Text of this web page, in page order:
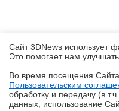
Сайт 3DNews использует
Это помогает нам
Во время посещения
Пользовательским
обработку и передачу (в
данных, использование